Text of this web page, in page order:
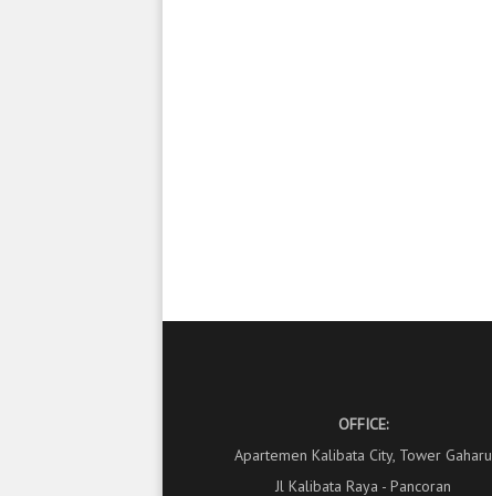
OFFICE:
Apartemen Kalibata City, Tower Gaharu
Jl Kalibata Raya - Pancoran